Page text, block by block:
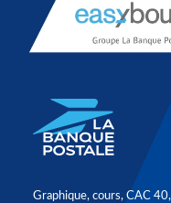
Graphique, cours, CAC